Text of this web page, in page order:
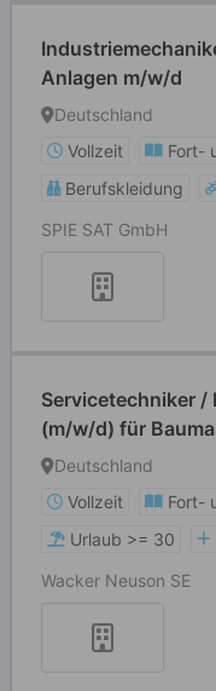
Anlagen m/w/d
Deutschland
Vollzeit
Fort-
Berufskleidung
SPIE SAT GmbH
Servicetechniker
(m/w/d) für
stationär oder mobil
Deutschland
Vollzeit
Fort-
Urlaub >= 30
Wacker Neuson SE